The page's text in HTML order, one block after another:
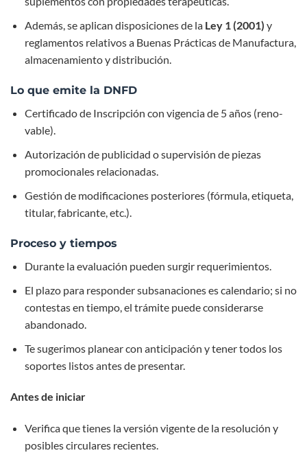
Además, se aplican disposiciones de la Ley 1 (2001) y
reglamentos relativos a Buenas Prácticas de Manufactura,
almacenamiento y distribución.
Lo que emite la DNFD
Certificado de Inscripción con vigencia de 5 años (reno­
vable).
Autorización de publicidad o supervisión de piezas
promocionales relacionadas.
Gestión de modificaciones posteriores (fórmula, etiqueta,
titular, fabricante, etc.).
Proceso y tiempos
Durante la evaluación pueden surgir requerimientos.
El plazo para responder subsanaciones es calendario; si no
contestas en tiempo, el trámite puede considerarse
abandonado.
Te sugerimos planear con anticipación y tener todos los
soportes listos antes de presentar.
Antes de iniciar
Verifica que tienes la versión vigente de la resolución y
posibles circulares recientes.